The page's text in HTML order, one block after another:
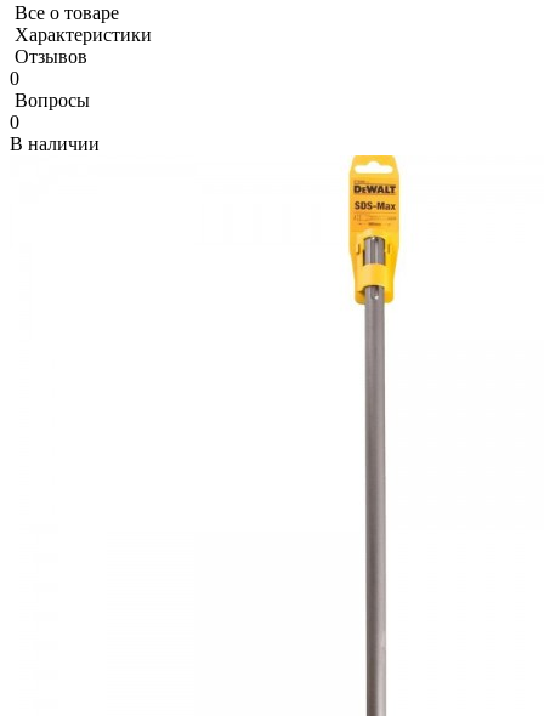
Все о товаре
Характеристики
Отзывов
0
Вопросы
0
В наличии